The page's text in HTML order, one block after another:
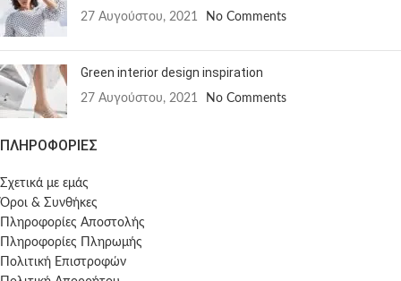
27 Αυγούστου, 2021 No Comments
Green interior design inspiration
27 Αυγούστου, 2021 No Comments
ΠΛΗΡΟΦΟΡΙΕΣ
Σχετικά με εμάς
Όροι & Συνθήκες
Πληροφορίες Αποστολής
Πληροφορίες Πληρωμής
Πολιτική Επιστροφών